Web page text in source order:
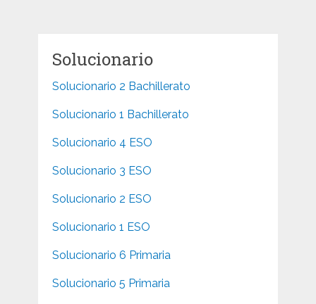
Solucionario
Solucionario 2 Bachillerato
Solucionario 1 Bachillerato
Solucionario 4 ESO
Solucionario 3 ESO
Solucionario 2 ESO
Solucionario 1 ESO
Solucionario 6 Primaria
Solucionario 5 Primaria